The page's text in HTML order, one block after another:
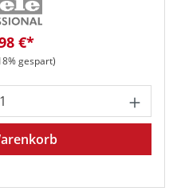
€*
gespart)
den